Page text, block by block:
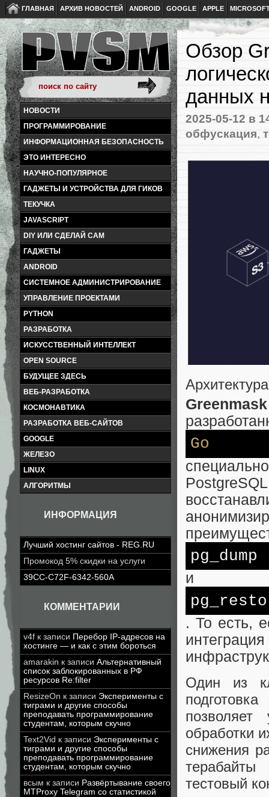
ГЛАВНАЯ АРХИВ НОВОСТЕЙ ANDROID GOOGLE APPLE
НОВОСТИ
ПРОГРАММИРОВАНИЕ
ИНФОРМАЦИОННАЯ БЕЗОПАСНОСТЬ
ЭТО ИНТЕРЕСНО
НАУЧНО-ПОПУЛЯРНОЕ
ГАДЖЕТЫ И УСТРОЙСТВА ДЛЯ ГИКОВ
ТЕКУЧКА
JAVASCRIPT
DIY ИЛИ СДЕЛАЙ САМ
ГАДЖЕТЫ
ANDROID
СИСТЕМНОЕ АДМИНИСТРИРОВАНИЕ
УПРАВЛЕНИЕ ПРОЕКТАМИ
PYTHON
РАЗРАБОТКА
ИСКУССТВЕННЫЙ ИНТЕЛЛЕКТ
OPEN SOURCE
БУДУЩЕЕ ЗДЕСЬ
ВЕБ-РАЗРАБОТКА
КОСМОНАВТИКА
РАЗРАБОТКА ВЕБ-САЙТОВ
GOOGLE
ЖЕЛЕЗО
LINUX
АЛГОРИТМЫ
ИНФОРМАЦИЯ
Лучший хостинг сайтов - REG.RU
Промокод 5% скидки на услуги
39CC-C72F-6342-560A
КОММЕНТАРИИ
v4f к записи Перебор IP-адресов на
хостинге — и как с этим бороться
amarakin к записи Альтернативный
список заблокированных в РФ
ресурсов Re:filter
ResizeOn к записи Эксперименты с
тиграми и другие способы
преподавать программирование
студентам, которым скучно
Text2Vid к записи Эксперименты с
тиграми и другие способы
преподавать программирование
студентам, которым скучно
всым к записи Развёртывание своего
MTProxy Telegram со статистикой
Обзор
данных
2025-05-12 в
обфускация,
Greenmask
Go
pg_dump
и
. То есть,
Один из
обработки
снижения
тестовый